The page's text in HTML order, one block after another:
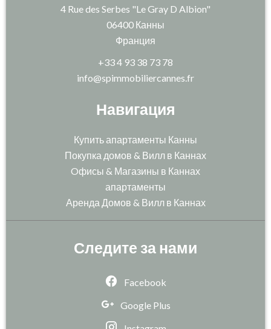
Навигация
Купить апартаменты Канны
Покупка домов & Вилл в Каннах
Oфисы & Магазины в Каннах
апартаменты
Аренда Домов & Вилл в Каннах
4 Rue des Serbes "Le Gray D Albion"
06400 Канны
Франция
+33 4 93 38 73 78
info@spimmobiliercannes.fr
Следите за нами
Facebook
Google Plus